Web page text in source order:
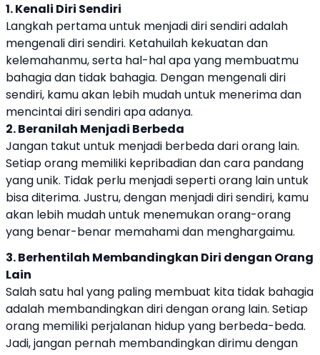
1. Kenali Diri Sendiri
Langkah pertama untuk menjadi diri sendiri adalah
mengenali diri sendiri. Ketahuilah kekuatan dan
kelemahanmu, serta hal-hal apa yang membuatmu
bahagia dan tidak bahagia. Dengan mengenali diri
sendiri, kamu akan lebih mudah untuk menerima dan
mencintai diri sendiri apa adanya.
2. Beranilah Menjadi Berbeda
Jangan takut untuk menjadi berbeda dari orang lain.
Setiap orang memiliki kepribadian dan cara pandang
yang unik. Tidak perlu menjadi seperti orang lain untuk
bisa diterima. Justru, dengan menjadi diri sendiri, kamu
akan lebih mudah untuk menemukan orang-orang
yang benar-benar memahami dan menghargaimu.
3. Berhentilah Membandingkan Diri dengan Orang
Lain
Salah satu hal yang paling membuat kita tidak bahagia
adalah membandingkan diri dengan orang lain. Setiap
orang memiliki perjalanan hidup yang berbeda-beda.
Jadi, jangan pernah membandingkan dirimu dengan